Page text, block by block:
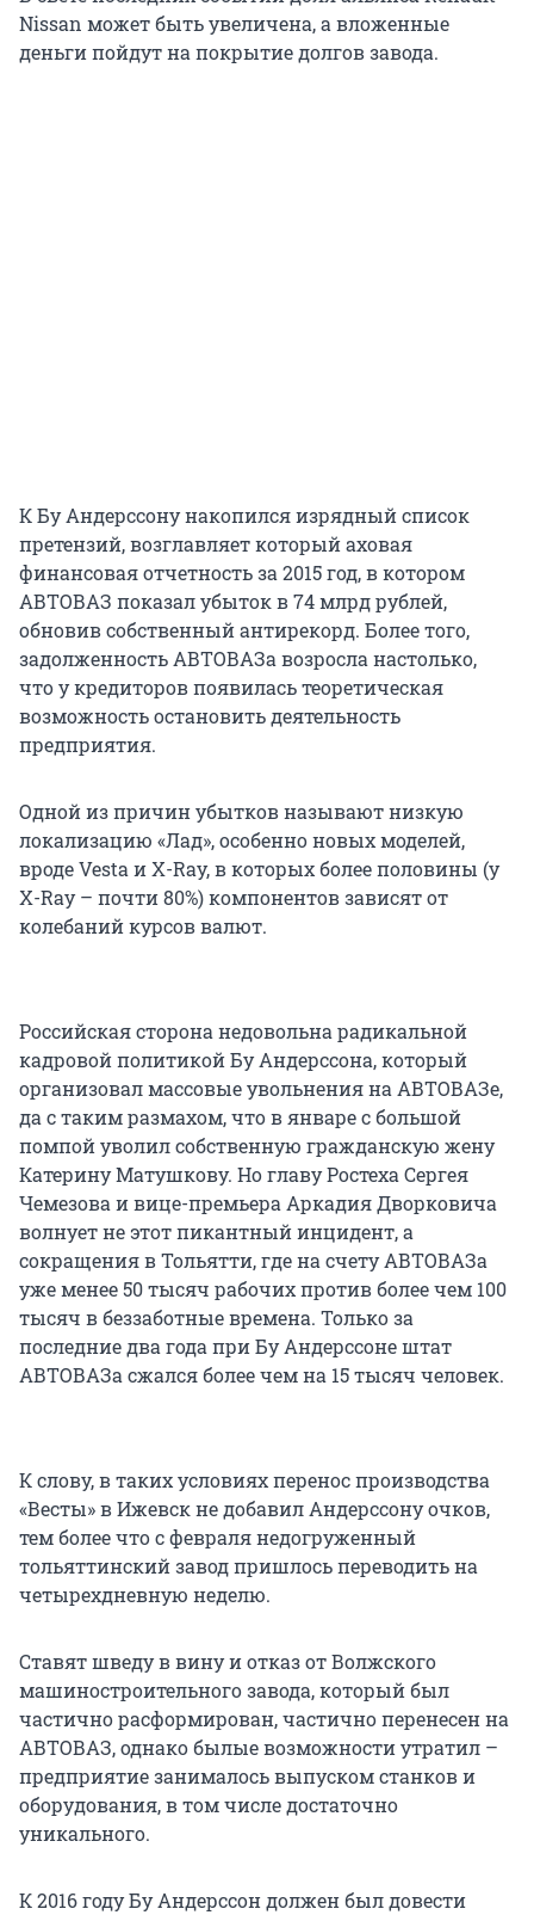
Nissan может быть увеличена, а вложенные
деньги пойдут на покрытие долгов завода.
К Бу Андерссону накопился изрядный список
претензий, возглавляет который аховая
финансовая отчетность за 2015 год, в котором
АВТОВАЗ показал убыток в 74 млрд рублей,
обновив собственный антирекорд. Более того,
задолженность АВТОВАЗа возросла настолько,
что у кредиторов появилась теоретическая
возможность остановить деятельность
предприятия.
Одной из причин убытков называют низкую
локализацию «Лад», особенно новых моделей,
вроде Vesta и X-Ray, в которых более половины (у
X-Ray – почти 80%) компонентов зависят от
колебаний курсов валют.
Российская сторона недовольна радикальной
кадровой политикой Бу Андерссона, который
организовал массовые увольнения на АВТОВАЗе,
да с таким размахом, что в январе с большой
помпой уволил собственную гражданскую жену
Катерину Матушкову. Но главу Ростеха Сергея
Чемезова и вице-премьера Аркадия Дворковича
волнует не этот пикантный инцидент, а
сокращения в Тольятти, где на счету АВТОВАЗа
уже менее 50 тысяч рабочих против более чем 100
тысяч в беззаботные времена. Только за
последние два года при Бу Андерссоне штат
АВТОВАЗа сжался более чем на 15 тысяч человек.
К слову, в таких условиях перенос производства
«Весты» в Ижевск не добавил Андерссону очков,
тем более что с февраля недогруженный
тольяттинский завод пришлось переводить на
четырехдневную неделю.
Ставят шведу в вину и отказ от Волжского
машиностроительного завода, который был
частично расформирован, частично перенесен на
АВТОВАЗ, однако былые возможности утратил –
предприятие занималось выпуском станков и
оборудования, в том числе достаточно
уникального.
К 2016 году Бу Андерссон должен был довести